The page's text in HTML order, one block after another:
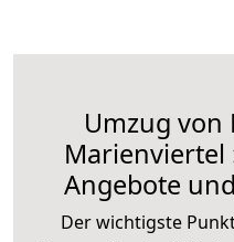
Umzug von
Marienviertel
Angebote
Der wichtigste